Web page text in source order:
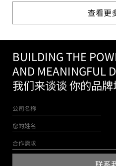
查看更
BUILDING THE
AND MEANINGFUL
我们来谈谈 你的品